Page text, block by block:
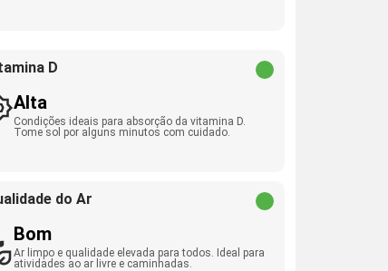
D
Alta
Condições ideais para absorção da vitamina D.
Tome sol por alguns minutos com cuidado.
do Ar
Bom
Ar limpo e qualidade elevada para todos. Ideal para
atividades ao ar livre e caminhadas.